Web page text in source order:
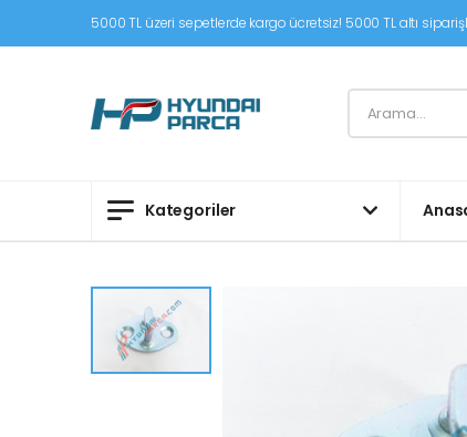
5000 TL üzeri sepetlerde kargo ücretsiz! 5000 TL altı
Kategoriler